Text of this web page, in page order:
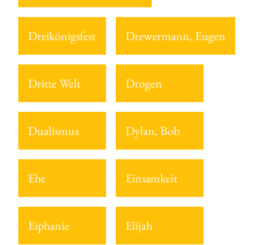
Dreikönigsfest Drewermann, Eugen
Dritte Welt Drogen
Dualismus Dylan, Bob
Ehe Einsamkeit
Eiphanie Elijah